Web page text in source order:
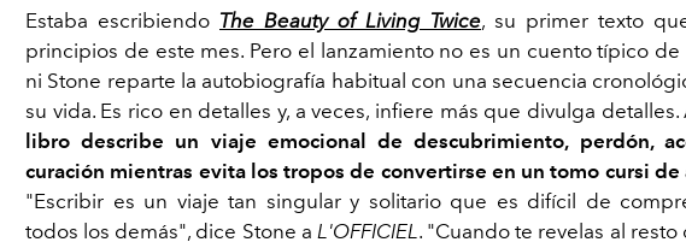
Estaba escribiendo The Beauty of Living Twice, su primer texto
principios de este mes. Pero el lanzamiento no es un cuento típico de
ni Stone reparte la autobiografía habitual con una secuencia
su vida. Es rico en detalles y, a veces, infiere más que divulga detalles.
libro describe un viaje emocional de descubrimiento, perdón,
curación mientras evita los tropos de convertirse en un tomo cursi de
"Escribir es un viaje tan singular y solitario que es difícil de
todos los demás", dice Stone a L'OFFICIEL. "Cuando te revelas al